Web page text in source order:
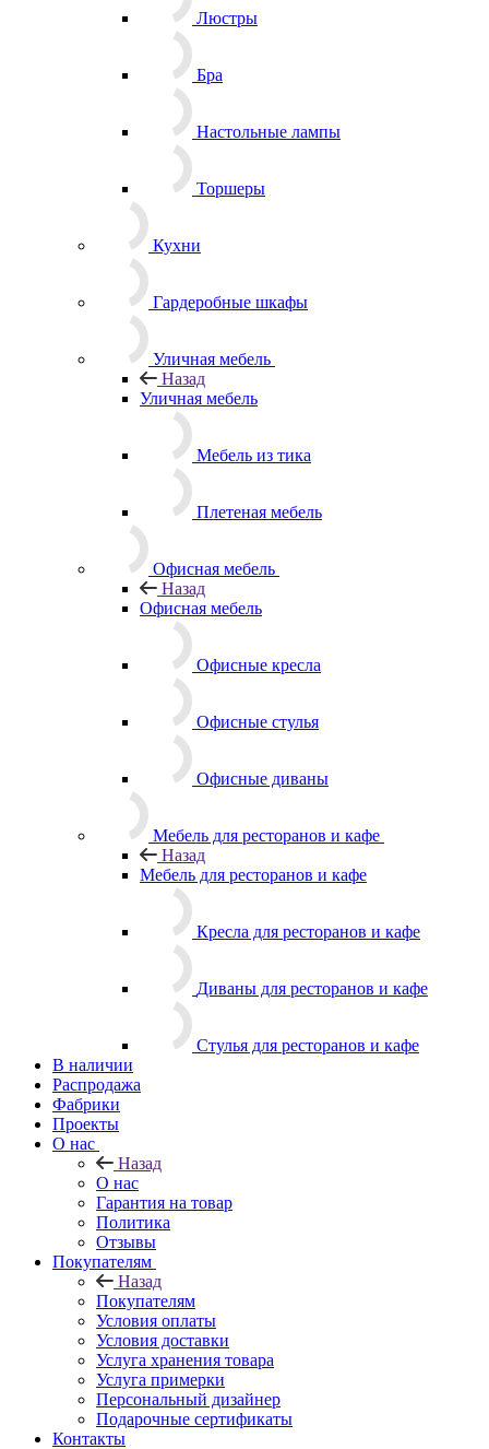
Люстры
Бра
Настольные лампы
Торшеры
Кухни
Гардеробные шкафы
Уличная мебель
Назад
Уличная мебель
Мебель из тика
Плетеная мебель
Офисная мебель
Назад
Офисная мебель
Офисные кресла
Офисные стулья
Офисные диваны
Мебель для ресторанов и кафе
Назад
Мебель для ресторанов и кафе
Кресла для ресторанов и кафе
Диваны для ресторанов и кафе
Стулья для ресторанов и кафе
В наличии
Распродажа
Фабрики
Проекты
О нас
Назад
О нас
Гарантия на товар
Политика
Отзывы
Покупателям
Назад
Покупателям
Условия оплаты
Условия доставки
Услуга хранения товара
Услуга примерки
Персональный дизайнер
Подарочные сертификаты
Контакты